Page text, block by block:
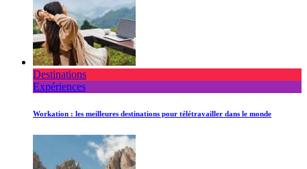
Destinations
Expériences
Workation : les meilleures destinations pour télétravailler dans le monde